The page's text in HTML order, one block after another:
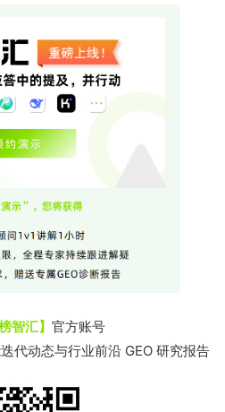
智汇】 官方账号
代动态与行业前沿 GEO 研究报告